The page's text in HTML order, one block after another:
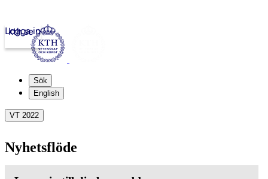
kth.se
Logga in
Sök
English
VT 2022
Nyhetsflöde